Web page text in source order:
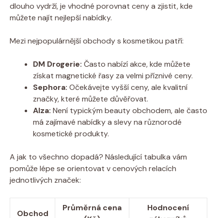
dlouho vydrží, je vhodné porovnat ceny a zjistit, kde
můžete najít nejlepší nabídky.
Mezi nejpopulárnější obchody s kosmetikou patří:
DM Drogerie: Často nabízí akce, kde můžete
získat magnetické řasy za velmi příznivé ceny.
Sephora: Očekávejte vyšší ceny, ale kvalitní
značky, které můžete důvěřovat.
Alza: Není typickým beauty obchodem, ale často
má zajímavé nabídky a slevy na různorodé
kosmetické produkty.
A jak to všechno dopadá? Následující tabulka vám
pomůže lépe se orientovat v cenových relacích
jednotlivých značek:
Obchod
Průměrná cena
Hodnocení